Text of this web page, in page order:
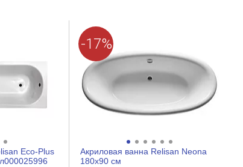
Eco-Plus
-17%
Акриловая ванна Relisan Neona
180x90 см